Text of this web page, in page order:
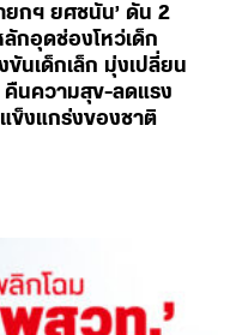
ยกฯ ยศชนัน’ ดัน 2
ลักอุดช่องโหว่เด็ก
นเด็กเล็ก มุ่งเปลี่ยน
คืนความสุข-ลดแรง
ข็งแกร่งของชาติ